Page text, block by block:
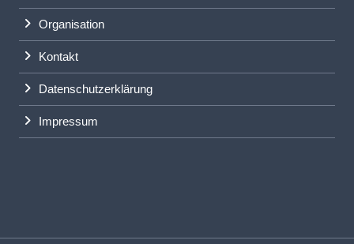
Organisation
Kontakt
Datenschutzerklärung
Impressum